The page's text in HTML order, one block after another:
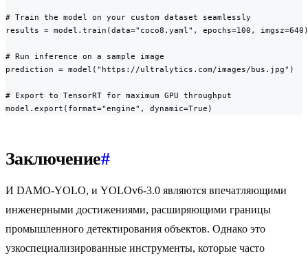
# Train the model on your custom dataset seamlessly
results = model.train(data="coco8.yaml", epochs=100, imgsz=640)
# Run inference on a sample image
prediction = model("https://ultralytics.com/images/bus.jpg")
# Export to TensorRT for maximum GPU throughput
model.export(format="engine", dynamic=True)
Заключение#
И DAMO-YOLO, и YOLOv6-3.0 являются впечатляющими
инженерными достижениями, расширяющими границы
промышленного детектирования объектов. Однако это
узкоспециализированные инструменты, которые часто